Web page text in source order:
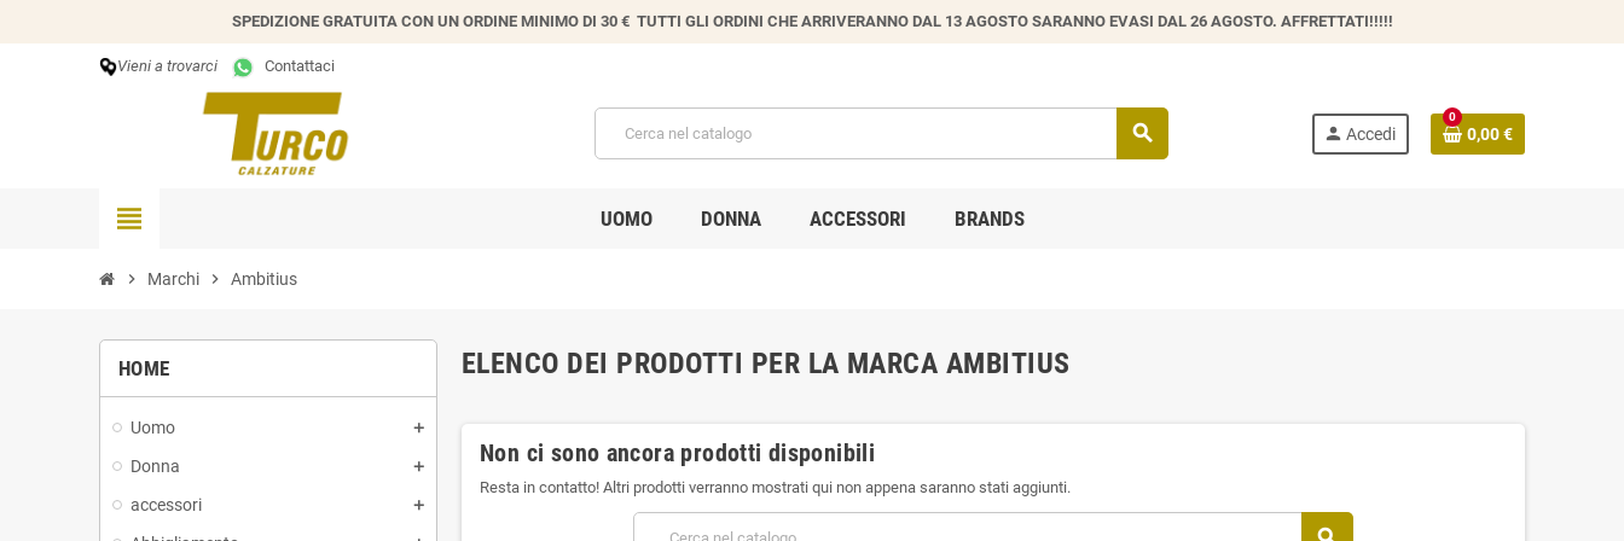
SPEDIZIONE GRATUITA CON UN ORDINE MINIMO DI 30 € TUTTI GLI ORDINI CHE ARRIVERANNO DAL 13 AGOSTO SARANNO EVASI DAL 26 AGOSTO. AFFRETTATI!!!!!
Vieni a trovarci Contattaci
search person Accedi
0
0,00 €
view_headline UOMO DONNA ACCESSORI BRANDS
chevron_right Marchi chevron_right Ambitius
HOME
Uomo
Donna
accessori
ELENCO DEI PRODOTTI PER LA MARCA AMBITIUS
Non ci sono ancora prodotti disponibili
Resta in contatto! Altri prodotti verranno mostrati qui non appena saranno stati aggiunti.